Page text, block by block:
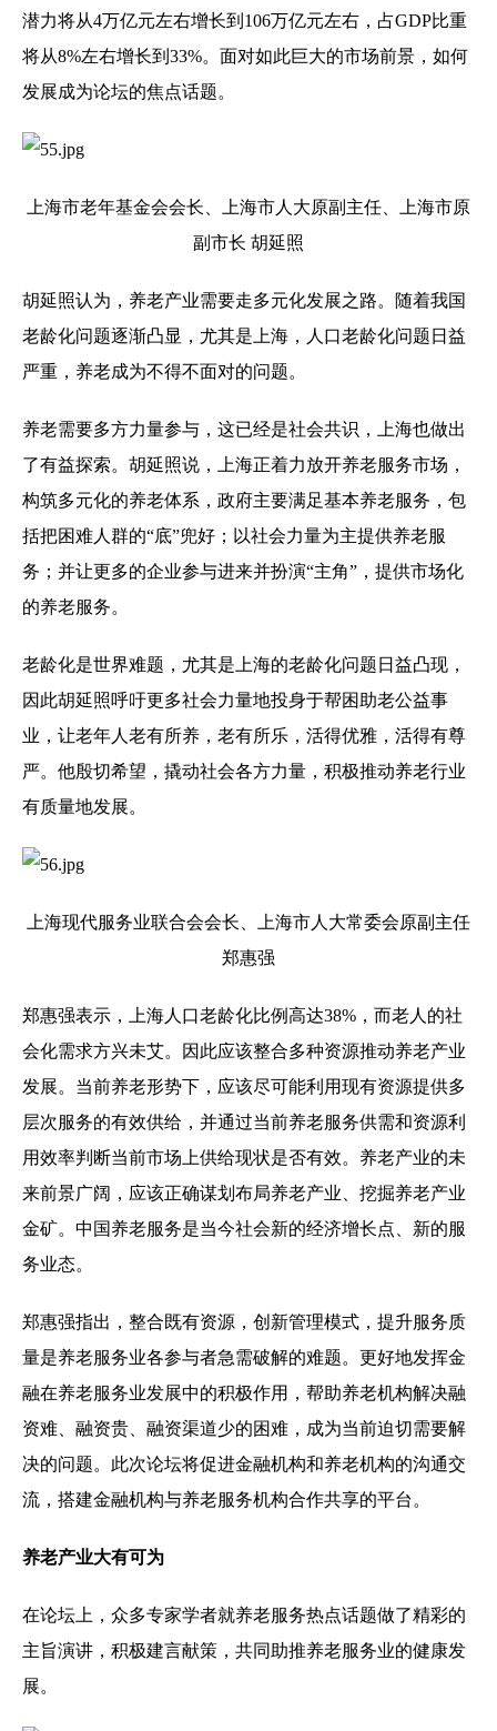
潜力将从4万亿元左右增长到106万亿元左右，占GDP比重
将从8%左右增长到33%。面对如此巨大的市场前景，如何
发展成为论坛的焦点话题。
上海市老年基金会会长、上海市人大原副主任、上海市原
副市长 胡延照
胡延照认为，养老产业需要走多元化发展之路。随着我国
老龄化问题逐渐凸显，尤其是上海，人口老龄化问题日益
严重，养老成为不得不面对的问题。
养老需要多方力量参与，这已经是社会共识，上海也做出
了有益探索。胡延照说，上海正着力放开养老服务市场，
构筑多元化的养老体系，政府主要满足基本养老服务，包
括把困难人群的“底”兜好；以社会力量为主提供养老服
务；并让更多的企业参与进来并扮演“主角”，提供市场化
的养老服务。
老龄化是世界难题，尤其是上海的老龄化问题日益凸现，
因此胡延照呼吁更多社会力量地投身于帮困助老公益事
业，让老年人老有所养，老有所乐，活得优雅，活得有尊
严。他殷切希望，撬动社会各方力量，积极推动养老行业
有质量地发展。
上海现代服务业联合会会长、上海市人大常委会原副主任
郑惠强
郑惠强表示，上海人口老龄化比例高达38%，而老人的社
会化需求方兴未艾。因此应该整合多种资源推动养老产业
发展。当前养老形势下，应该尽可能利用现有资源提供多
层次服务的有效供给，并通过当前养老服务供需和资源利
用效率判断当前市场上供给现状是否有效。养老产业的未
来前景广阔，应该正确谋划布局养老产业、挖掘养老产业
金矿。中国养老服务是当今社会新的经济增长点、新的服
务业态。
郑惠强指出，整合既有资源，创新管理模式，提升服务质
量是养老服务业各参与者急需破解的难题。更好地发挥金
融在养老服务业发展中的积极作用，帮助养老机构解决融
资难、融资贵、融资渠道少的困难，成为当前迫切需要解
决的问题。此次论坛将促进金融机构和养老机构的沟通交
流，搭建金融机构与养老服务机构合作共享的平台。
养老产业大有可为
在论坛上，众多专家学者就养老服务热点话题做了精彩的
主旨演讲，积极建言献策，共同助推养老服务业的健康发
展。